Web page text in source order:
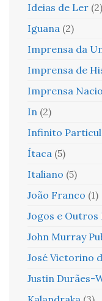
Ideias de Ler (2)
Iguana (2)
Imprensa da
Imprensa de
Imprensa
In (2)
Infinito
Ítaca (5)
Italiano (5)
João Franco (1)
Jogos e
John Murray
José Victorino
Justin Durães-